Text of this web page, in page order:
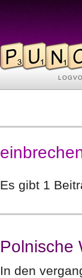
Es gibt 1
Polnische
In den